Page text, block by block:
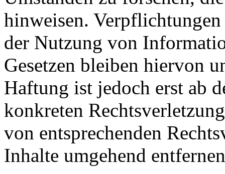
hinweisen.
der Nutzung von
Gesetzen bleiben hiervon
Haftung ist jedoch erst ab
konkreten
von entsprechenden
Inhalte umgehend